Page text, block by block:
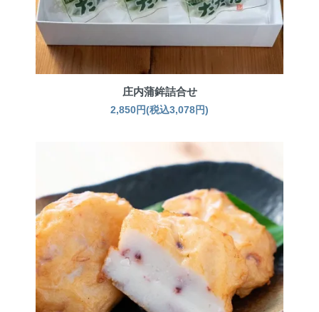
庄内蒲鉾詰合せ
2,850円(税込3,078円)